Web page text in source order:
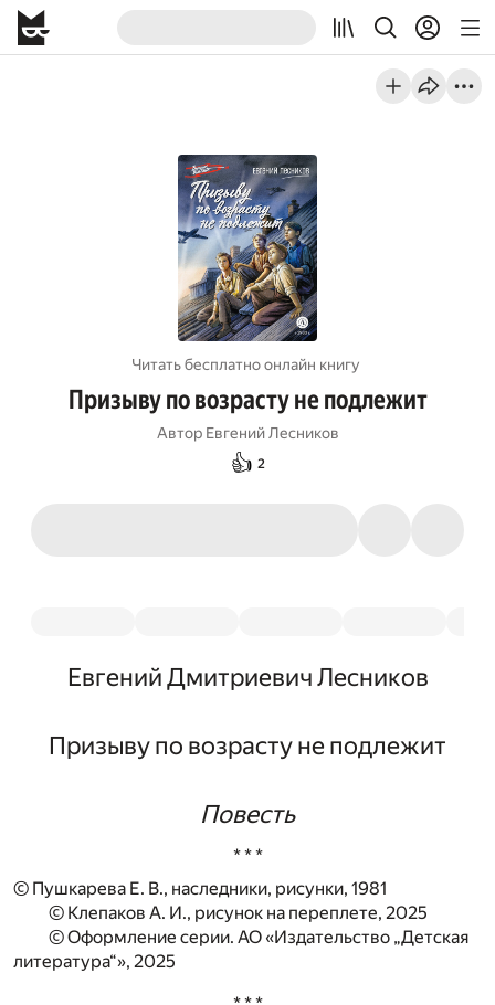
Читать бесплатно онлайн книгу
Призыву по возрасту не подлежит
Автор Евгений Лесников
👍 2
Евгений Дмитриевич Лесников
Призыву по возрасту не подлежит
Повесть
* * *
© Пушкарева Е. В., наследники, рисунки, 1981
© Клепаков А. И., рисунок на переплете, 2025
© Оформление серии. АО «Издательство „Детская
литература“», 2025